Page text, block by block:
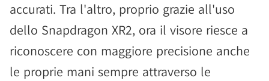
accurati. Tra l'altro, proprio grazie all'uso
dello Snapdragon XR2, ora il visore riesce a
riconoscere con maggiore precisione anche
le proprie mani sempre attraverso le